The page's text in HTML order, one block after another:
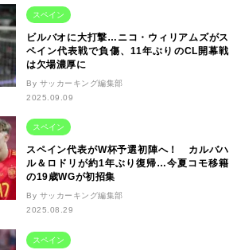
スペイン
ビルバオに大打撃…ニコ・ウィリアムズがス
ペイン代表戦で負傷、11年ぶりのCL開幕戦
は欠場濃厚に
By サッカーキング編集部
2025.09.09
スペイン
スペイン代表がW杯予選初陣へ！ カルバハ
ル＆ロドリが約1年ぶり復帰…今夏コモ移籍
の19歳WGが初招集
By サッカーキング編集部
2025.08.29
スペイン